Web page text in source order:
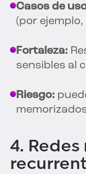
Casos de
(por ejemplo,
Fortaleza:
sensibles al
Riesgo:
4.